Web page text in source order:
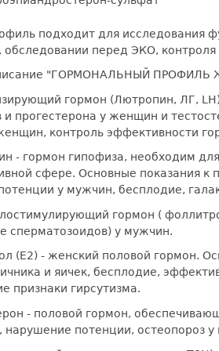
подходит для исследования
обследовании перед ЭКО,
"ГОРМОНАЛЬНЫЙ
гормон (Лютропин, ЛГ,
и прогестерона у женщин и
контроль эффективности
- гормон гипофиза, необходим
сфере. Основные показания
у мужчин, бесплодие,
гормон (
сперматозоидов) у мужчин.
(Е2) - женский половой гормон.
и яичек, бесплодие,
признаки гирсутизма.
- половой гормон,
нарушение потенции, остеопороз